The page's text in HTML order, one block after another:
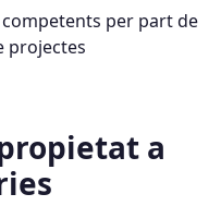
per part de
projectes
a